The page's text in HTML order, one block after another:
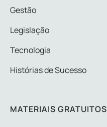
Gestão
Legislação
Tecnologia
Histórias de Sucesso
MATERIAIS GRATUITOS